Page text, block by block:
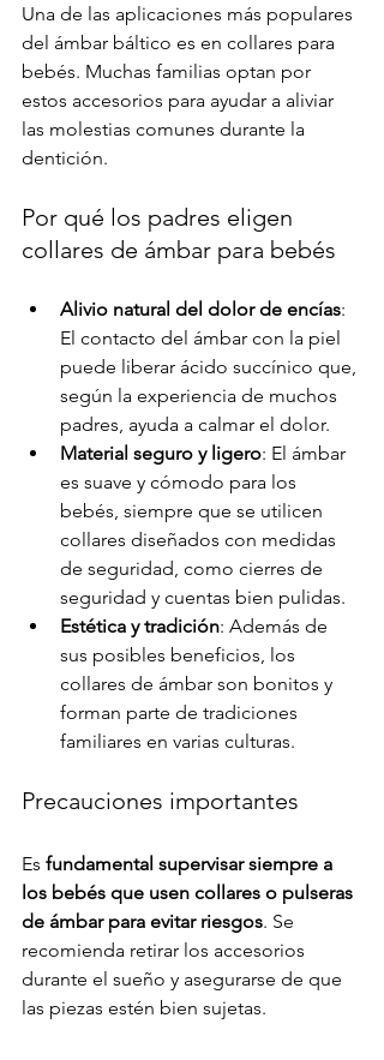
Una de las aplicaciones más populares
del ámbar báltico es en collares para
bebés. Muchas familias optan por
estos accesorios para ayudar a aliviar
las molestias comunes durante la
dentición.
Por qué los padres eligen
collares de ámbar para bebés
Alivio natural del dolor de encías:
El contacto del ámbar con la piel
puede liberar ácido succínico que,
según la experiencia de muchos
padres, ayuda a calmar el dolor.
Material seguro y ligero: El ámbar
es suave y cómodo para los
bebés, siempre que se utilicen
collares diseñados con medidas
de seguridad, como cierres de
seguridad y cuentas bien pulidas.
Estética y tradición: Además de
sus posibles beneficios, los
collares de ámbar son bonitos y
forman parte de tradiciones
familiares en varias culturas.
Precauciones importantes
Es fundamental supervisar siempre a
los bebés que usen collares o pulseras
de ámbar para evitar riesgos. Se
recomienda retirar los accesorios
durante el sueño y asegurarse de que
las piezas estén bien sujetas.